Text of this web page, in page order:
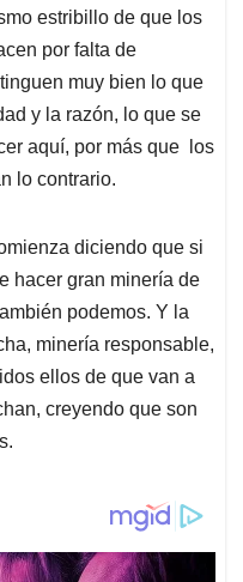
estribillo de que los
por falta de
muy bien lo que
y la razón, lo que se
aquí, por más que los
lo contrario.
diciendo que si
hacer gran minería de
podemos. Y la
minería responsable,
ellos de que van a
creyendo que son